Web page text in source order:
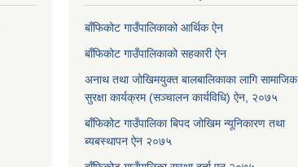
बाँफिकोट गाउँपालिकाको आर्थिक ऐन
बाँफिकोट गाउँपालिकाको सहकारी ऐन
अनाथ तथा जोखिमयुक्त बालबालिकाका लागि सामाजिक
सुरक्षा कार्यक्रम (सञ्चालन कार्यविधि) ऐन, २०७५
बाँफिकोट गाउँपालिका बिपद जोखिम न्यूनिकारण तथा
ब्यबस्थापन ऐन २०७५